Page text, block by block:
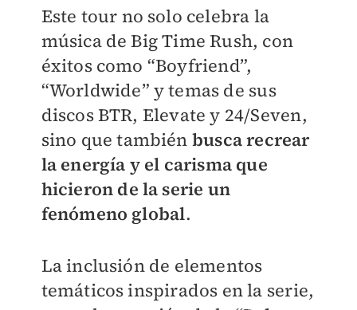
Este tour no solo celebra la
música de Big Time Rush, con
éxitos como “Boyfriend”,
“Worldwide” y temas de sus
discos BTR, Elevate y 24/Seven,
sino que también busca recrear
la energía y el carisma que
hicieron de la serie un
fenómeno global.
La inclusión de elementos
temáticos inspirados en la serie,